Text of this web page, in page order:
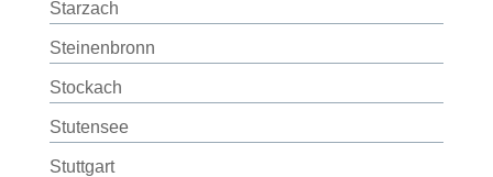
Starzach
Steinenbronn
Stockach
Stutensee
Stuttgart